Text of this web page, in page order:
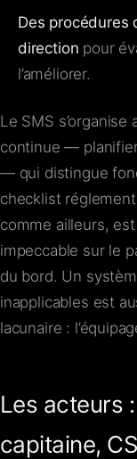
Des procédures
direction pour
l’améliorer.
Le SMS s’organise
continue —
— qui distingue
checklist
comme ailleurs,
impeccable sur le
du bord. Un
inapplicables est
lacunaire :
Les acteurs
capitaine,